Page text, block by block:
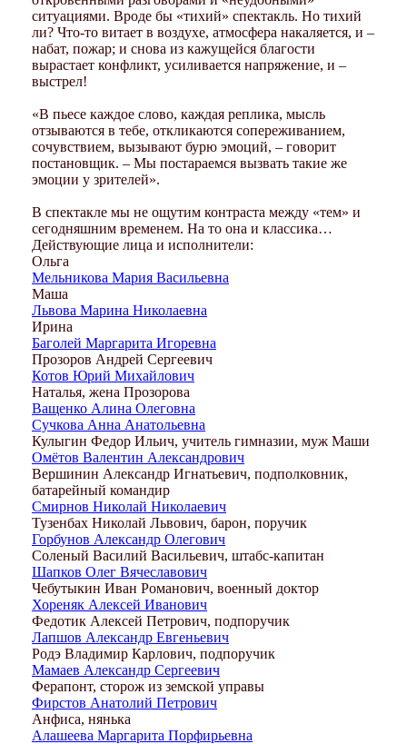
ситуациями. Вроде бы «тихий» спектакль. Но тихий
ли? Что-то витает в воздухе, атмосфера накаляется, и –
набат, пожар; и снова из кажущейся благости
вырастает конфликт, усиливается напряжение, и –
выстрел!
«В пьесе каждое слово, каждая реплика, мысль
отзываются в тебе, откликаются сопереживанием,
сочувствием, вызывают бурю эмоций, – говорит
постановщик. – Мы постараемся вызвать такие же
эмоции у зрителей».
В спектакле мы не ощутим контраста между «тем» и
сегодняшним временем. На то она и классика…
Действующие лица и исполнители:
Ольга
Мельникова Мария Васильевна
Маша
Львова Марина Николаевна
Ирина
Баголей Маргарита Игоревна
Прозоров Андрей Сергеевич
Котов Юрий Михайлович
Наталья, жена Прозорова
Ващенко Алина Олеговна
Сучкова Анна Анатольевна
Кулыгин Федор Ильич, учитель гимназии, муж Маши
Омётов Валентин Александрович
Вершинин Александр Игнатьевич, подполковник,
батарейный командир
Смирнов Николай Николаевич
Тузенбах Николай Львович, барон, поручик
Горбунов Александр Олегович
Соленый Василий Васильевич, штабс-капитан
Шапков Олег Вячеславович
Чебутыкин Иван Романович, военный доктор
Хореняк Алексей Иванович
Федотик Алексей Петрович, подпоручик
Лапшов Александр Евгеньевич
Родэ Владимир Карлович, подпоручик
Мамаев Александр Сергеевич
Ферапонт, сторож из земской управы
Фирстов Анатолий Петрович
Анфиса, нянька
Алашеева Маргарита Порфирьевна